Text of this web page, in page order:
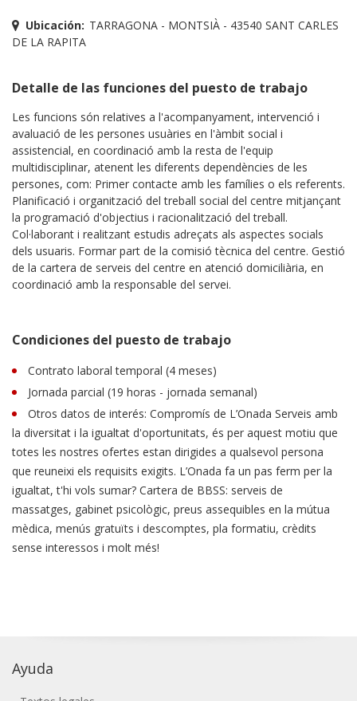
Ubicación: TARRAGONA - MONTSIÀ - 43540 SANT CARLES
DE LA RAPITA
Detalle de las funciones del puesto de trabajo
Les funcions són relatives a l'acompanyament, intervenció i
avaluació de les persones usuàries en l'àmbit social i
assistencial, en coordinació amb la resta de l'equip
multidisciplinar, atenent les diferents dependències de les
persones, com: Primer contacte amb les famílies o els referents.
Planificació i organització del treball social del centre mitjançant
la programació d'objectius i racionalització del treball.
Col·laborant i realitzant estudis adreçats als aspectes socials
dels usuaris. Formar part de la comisió tècnica del centre. Gestió
de la cartera de serveis del centre en atenció domiciliària, en
coordinació amb la responsable del servei.
Condiciones del puesto de trabajo
Contrato laboral temporal (4 meses)
Jornada parcial (19 horas - jornada semanal)
Otros datos de interés: Compromís de L’Onada Serveis amb
la diversitat i la igualtat d'oportunitats, és per aquest motiu que
totes les nostres ofertes estan dirigides a qualsevol persona
que reuneixi els requisits exigits. L’Onada fa un pas ferm per la
igualtat, t'hi vols sumar? Cartera de BBSS: serveis de
massatges, gabinet psicològic, preus assequibles en la mútua
mèdica, menús gratuïts i descomptes, pla formatiu, crèdits
sense interessos i molt més!
Ayuda